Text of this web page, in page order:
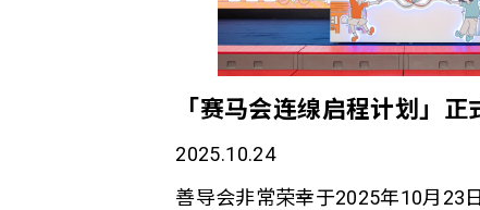
「赛马会连缐启程计划」正
2025.10.24
善导会非常荣幸于2025年10月23